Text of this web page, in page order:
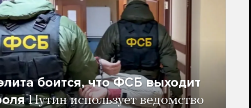
боится, что ФСБ выходит
Путин использует ведомство